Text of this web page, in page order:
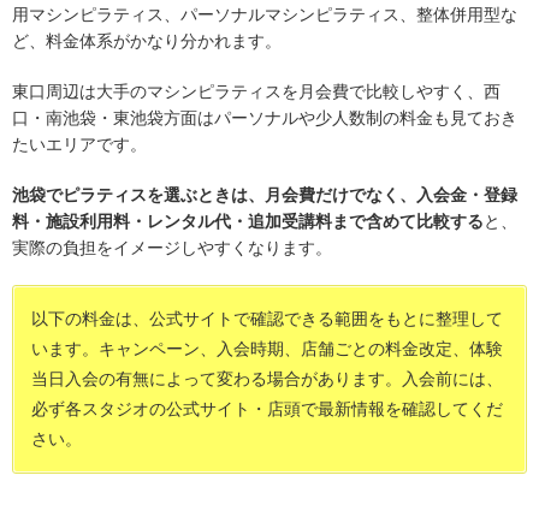
用マシンピラティス、パーソナルマシンピラティス、整体併用型な
ど、料金体系がかなり分かれます。
東口周辺は大手のマシンピラティスを月会費で比較しやすく、西
口・南池袋・東池袋方面はパーソナルや少人数制の料金も見ておき
たいエリアです。
池袋でピラティスを選ぶときは、月会費だけでなく、入会金・登録
料・施設利用料・レンタル代・追加受講料まで含めて比較すると、
実際の負担をイメージしやすくなります。
以下の料金は、公式サイトで確認できる範囲をもとに整理して
います。キャンペーン、入会時期、店舗ごとの料金改定、体験
当日入会の有無によって変わる場合があります。入会前には、
必ず各スタジオの公式サイト・店頭で最新情報を確認してくだ
さい。